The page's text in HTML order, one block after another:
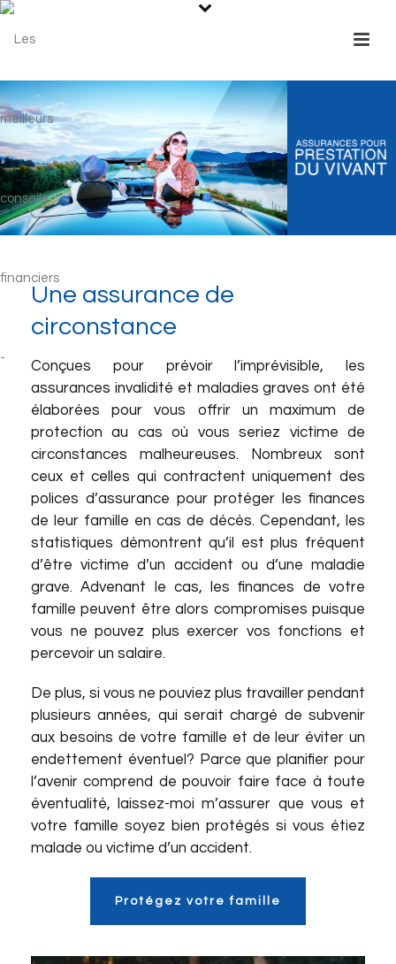
Une assurance de
circonstance
Conçues pour prévoir l’imprévisible, les
assurances invalidité et maladies graves ont été
élaborées pour vous offrir un maximum de
protection au cas où vous seriez victime de
circonstances malheureuses. Nombreux sont
ceux et celles qui contractent uniquement des
polices d’assurance pour protéger les finances
de leur famille en cas de décès. Cependant, les
statistiques démontrent qu’il est plus fréquent
d’être victime d’un accident ou d’une maladie
grave. Advenant le cas, les finances de votre
famille peuvent être alors compromises puisque
vous ne pouvez plus exercer vos fonctions et
percevoir un salaire.
De plus, si vous ne pouviez plus travailler pendant
plusieurs années, qui serait chargé de subvenir
aux besoins de votre famille et de leur éviter un
endettement éventuel? Parce que planifier pour
l’avenir comprend de pouvoir faire face à toute
éventualité, laissez-moi m’assurer que vous et
votre famille soyez bien protégés si vous étiez
malade ou victime d’un accident.
Protégez votre famille